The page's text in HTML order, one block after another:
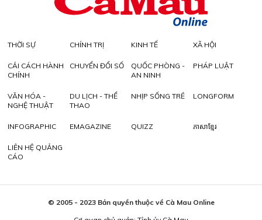
THỜI SỰ CHÍNH TRỊ KINH TẾ XÃ HỘI
CẢI CÁCH HÀNH
CHÍNH
CHUYỂN ĐỔI SỐ
QUỐC PHÒNG -
AN NINH
PHÁP LUẬT
VĂN HÓA -
NGHỆ THUẬT
DU LỊCH - THỂ
THAO
NHỊP SỐNG TRẺ LONGFORM
INFOGRAPHIC EMAGAZINE QUIZZ ភាសាខ្មែរ
LIÊN HỆ QUẢNG
CÁO
© 2005 - 2023 Bản quyền thuộc về Cà Mau Online